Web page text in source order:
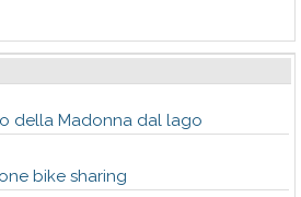
della Madonna dal lago
bike sharing